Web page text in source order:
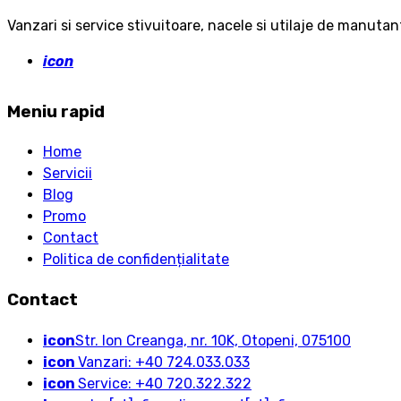
Vanzari si service stivuitoare, nacele si utilaje de
icon
Meniu rapid
Home
Servicii
Blog
Promo
Contact
Politica de confidențialitate
Contact
iconStr. Ion Creanga, nr. 10K, Otopeni, 075100
icon Vanzari: +40 724.033.033
icon Service: +40 720.322.322